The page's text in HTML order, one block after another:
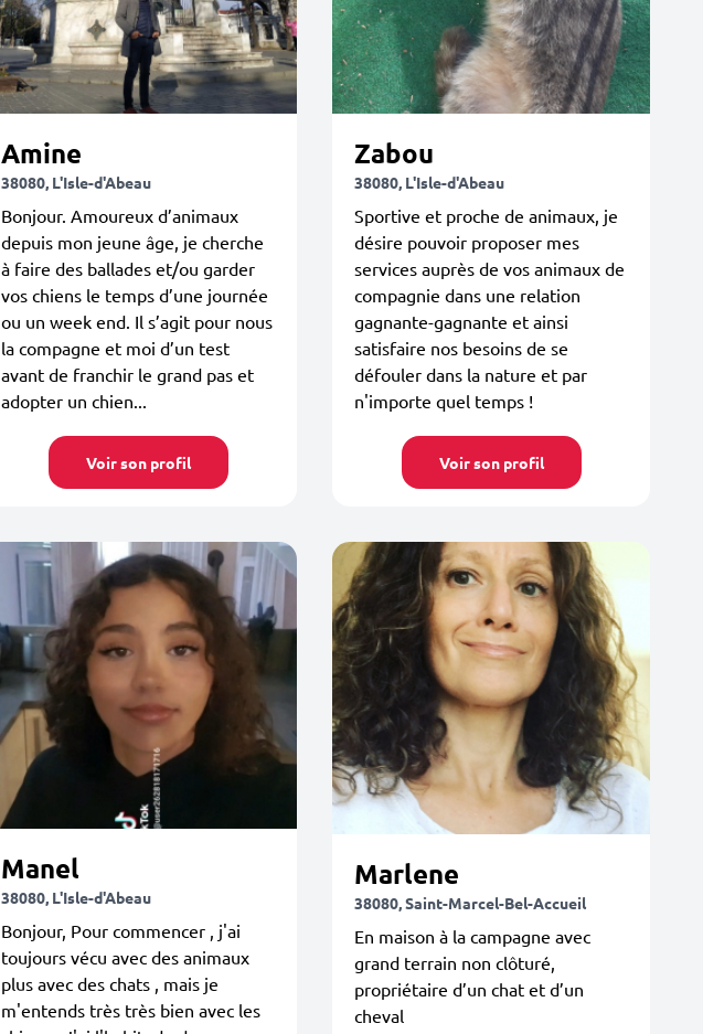
Amine
38080, L'Isle-d'Abeau
Bonjour. Amoureux d’animaux
depuis mon jeune âge, je cherche
à faire des ballades et/ou garder
vos chiens le temps d’une journée
ou un week end. Il s’agit pour nous
la compagne et moi d’un test
avant de franchir le grand pas et
adopter un chien...
Voir son profil
Zabou
38080, L'Isle-d'Abeau
Sportive et proche de animaux, je
désire pouvoir proposer mes
services auprès de vos animaux de
compagnie dans une relation
gagnante-gagnante et ainsi
satisfaire nos besoins de se
défouler dans la nature et par
n'importe quel temps !
Voir son profil
Manel
38080, L'Isle-d'Abeau
Bonjour, Pour commencer , j'ai
toujours vécu avec des animaux
plus avec des chats , mais je
m'entends très très bien avec les
Marlene
38080, Saint-Marcel-Bel-Accueil
En maison à la campagne avec
grand terrain non clôturé,
propriétaire d’un chat et d’un
cheval